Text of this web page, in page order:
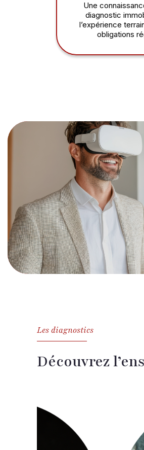
Une
diagnostic
l’expérience
obligations
Les diagnostics
Découvrez